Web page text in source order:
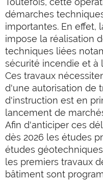
démarches
importantes. En effet,
impose la réalisation
techniques liées
sécurité incendie et à
Ces travaux
d'une autorisation de
d'instruction est en
lancement de
Afin d'anticiper ces
dès 2026 les études
études
les premiers travaux
bâtiment sont